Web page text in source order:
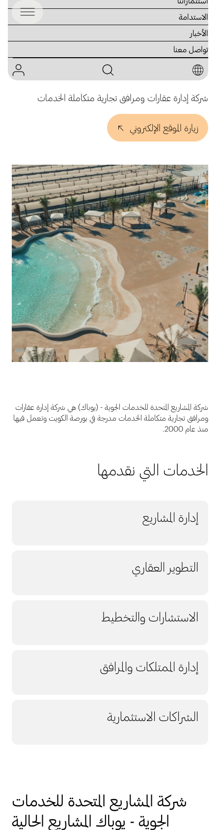
الاستدامة
الأخبار
تواصل معنا
شركة المشاريع المتحدة للخدمات
الجوية - يوباك
شركة إدارة عقارات ومرافق تجارية متكاملة الخدمات
زيارة الموقع الإلكتروني
شركة المشاريع المتحدة للخدمات الجوية - (يوباك) هي شركة إدارة عقارات
ومرافق تجارية متكاملة الخدمات مدرجة في بورصة الكويت وتعمل فيها
منذ عام 2000.
الخدمات التي نقدمها
إدارة المشاريع
التطوير العقاري
الاستشارات والتخطيط
إدارة الممتلكات والمرافق
الشراكات الاستثمارية
شركة المشاريع المتحدة للخدمات
الجوية - يوباك المشاريع الحالية